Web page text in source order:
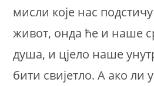
мисли које нас
живот, онда ће и наше
душа, и цјело наше
бити свијетло. А ако ли